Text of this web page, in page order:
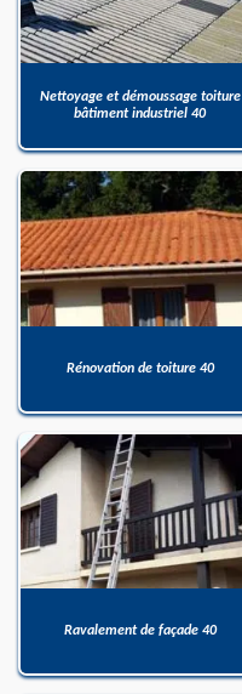
Nettoyage et démoussage toiture
bâtiment industriel 40
Rénovation de toiture 40
Ravalement de façade 40